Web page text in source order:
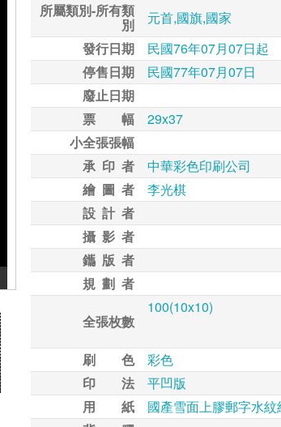
所屬類別-所有類
別
元首,國旗,國家
發行日期
民國76年07月07日起
停售日期
民國77年07月07日
廢止日期
票 幅
29x37
小全張張幅
承 印 者
中華彩色印刷公司
繪 圖 者
李光棋
設 計 者
攝 影 者
鑴 版 者
規 劃 者
全張枚數
100(10x10)
刷 色
彩色
印 法
平凹版
用 紙
國產雪面上膠郵字水紋